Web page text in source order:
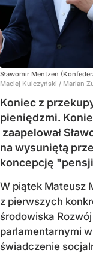
Sławomir Mentzen
Maciej Kulczyński / Marian
Koniec z
pieniędzmi.
zaapelował
na wysuniętą
koncepcję
W piątek Mateusz
z pierwszych
środowiska
parlamentarnymi
świadczenie